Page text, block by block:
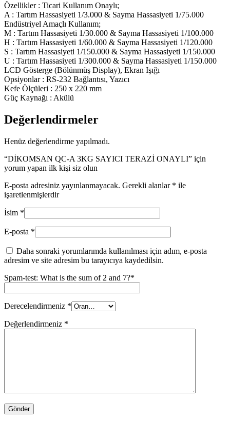
Özellikler : Ticari Kullanım Onaylı;
A : Tartım Hassasiyeti 1/3.000 & Sayma Hassasiyeti 1/75.000
Endüstriyel Amaçlı Kullanım;
M : Tartım Hassasiyeti 1/30.000 & Sayma Hassasiyeti 1/100.000
H : Tartım Hassasiyeti 1/60.000 & Sayma Hassasiyeti 1/120.000
S : Tartım Hassasiyeti 1/150.000 & Sayma Hassasiyeti 1/150.000
U : Tartım Hassasiyeti 1/300.000 & Sayma Hassasiyeti 1/150.000
LCD Gösterge (Bölünmüş Display), Ekran Işığı
Opsiyonlar : RS-232 Bağlantısı, Yazıcı
Kefe Ölçüleri : 250 x 220 mm
Güç Kaynağı : Akülü
Değerlendirmeler
Henüz değerlendirme yapılmadı.
“DİKOMSAN QC-A 3KG SAYICI TERAZİ ONAYLI” için
yorum yapan ilk kişi siz olun
E-posta adresiniz yayınlanmayacak. Gerekli alanlar * ile
işaretlenmişlerdir
İsim *
E-posta *
Daha sonraki yorumlarımda kullanılması için adım, e-posta
adresim ve site adresim bu tarayıcıya kaydedilsin.
Spam-test: What is the sum of 2 and 7?*
Derecelendirmeniz *
Değerlendirmeniz *